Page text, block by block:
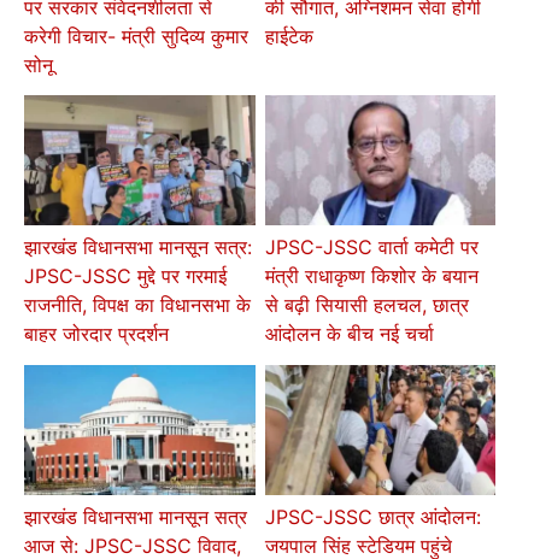
पर सरकार संवेदनशीलता से
करेगी विचार- मंत्री सुदिव्य कुमार
सोनू
की सौगात, अग्निशमन सेवा होगी
हाईटेक
झारखंड विधानसभा मानसून सत्र:
JPSC-JSSC मुद्दे पर गरमाई
राजनीति, विपक्ष का विधानसभा के
बाहर जोरदार प्रदर्शन
JPSC-JSSC वार्ता कमेटी पर
मंत्री राधाकृष्ण किशोर के बयान
से बढ़ी सियासी हलचल, छात्र
आंदोलन के बीच नई चर्चा
झारखंड विधानसभा मानसून सत्र
आज से: JPSC-JSSC विवाद,
JPSC-JSSC छात्र आंदोलन:
जयपाल सिंह स्टेडियम पहुंचे